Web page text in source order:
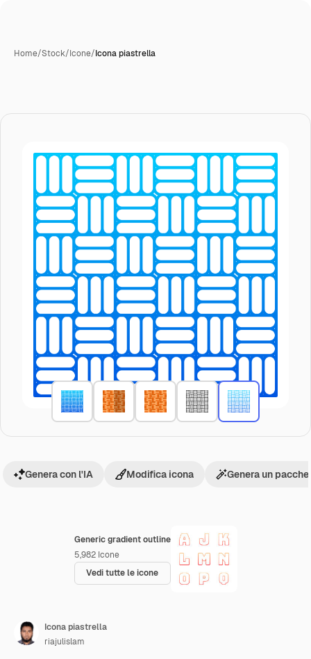
Home/Stock/Icone/Icona piastrella
Generic gradient outline
5,982 Icone
Vedi tutte le icone
Genera con l'IA Modifica icona Genera un
Icona piastrella
riajulislam